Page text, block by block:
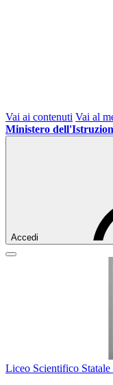
Vai ai contenuti Vai al
Ministero
Accedi
Liceo Scientifico Statale